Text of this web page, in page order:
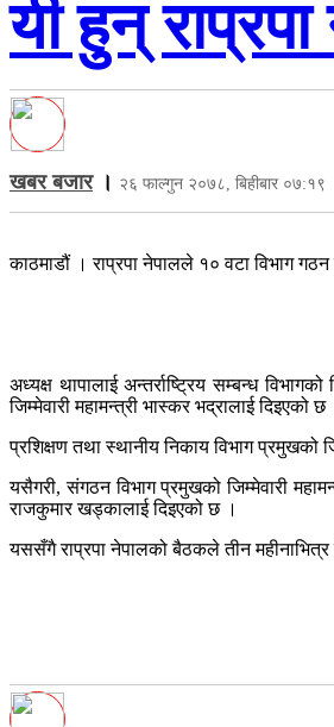
यी हुन्
खबर बजार। २६ फाल्गुन २०७८, बिहीबार ०७:१९
काठमाडौं । राप्रपा नेपालले १० वटा विभाग
अध्यक्ष थापालाई अन्तर्राष्ट्रिय सम्बन्ध
जिम्मेवारी महामन्त्री भास्कर भद्रालाई दिइएको छ
प्रशिक्षण तथा स्थानीय निकाय विभाग प्रमुखको
यसैगरी, संगठन विभाग प्रमुखको जिम्मेवारी
राजकुमार खड्कालाई दिइएको छ ।
यससँगै राप्रपा नेपालको बैठकले तीन